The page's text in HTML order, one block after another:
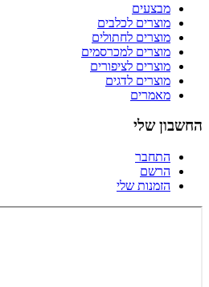
מבצעים
מוצרים לכלבים
מוצרים לחתולים
מוצרים למכרסמים
מוצרים לציפורים
מוצרים לדגים
מאמרים
החשבון שלי
התחבר
הרשם
הזמנות שלי